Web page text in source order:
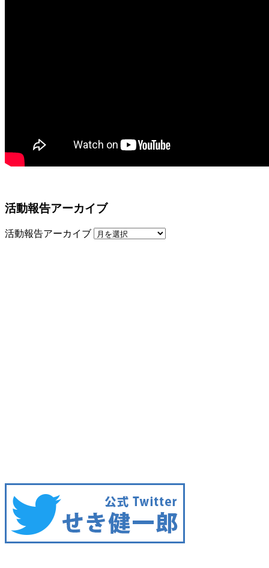
活動報告アーカイブ
活動報告アーカイブ